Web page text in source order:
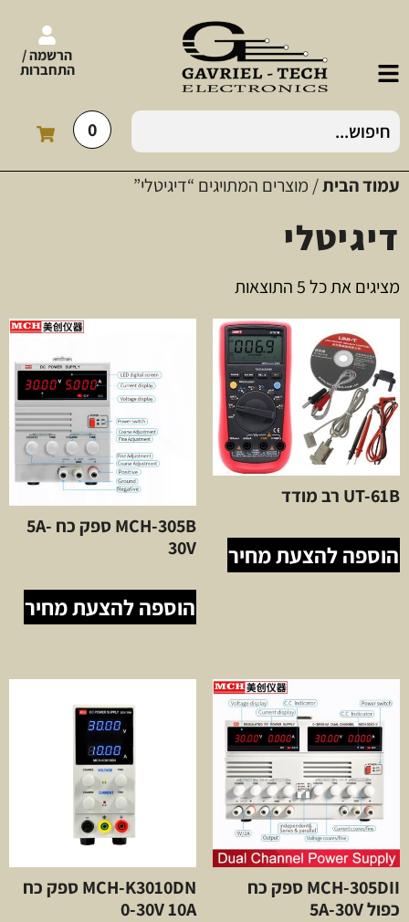
הרשמה /
התחברות
0
עמוד הבית/ מוצרים המתויגים “דיגיטלי”
דיגיטלי
מציגים את כל ⁦5⁩ התוצאות
UT-61B רב מודד
הוספה להצעת מחיר
MCH-305B ספק כח 5A-
30V
הוספה להצעת מחיר
MCH-305DII ספק כח
כפול 5A-30V
MCH-K3010DN ספק כח
0-30V 10A